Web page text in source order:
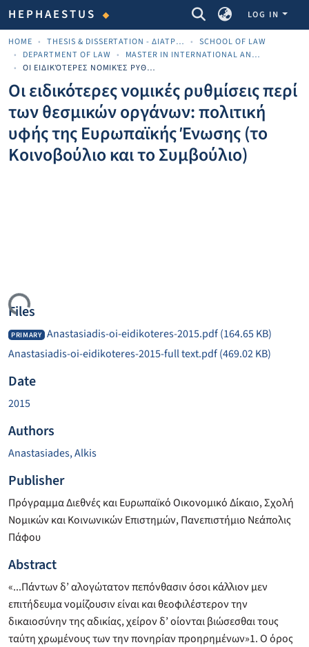
HEPHAESTUS COMMUNITIES & COLLECTIONS
LOG IN
HOME THESIS & DISSERTATION - ΔΙΑΤΡΙΒΈΣ & ΔΙΔΑΚΤΟΡΙΚΈΣ
SCHOOL OF LAW
DEPARTMENT OF LAW
MASTER IN INTERNATIONAL AND EUROPEAN BUSINESS LAW (LLM)
ΟΙ ΕΙΔΙΚΌΤΕΡΕΣ ΝΟΜΙΚΈΣ ΡΥΘΜΊΣΕΙΣ ΠΕΡΊ ΤΩΝ ΘΕΣΜΙΚΏΝ ΟΡΓΆΝΩΝ: ΠΟΛΙΤΙΚΉ ΥΦΉΣ ΤΗΣ ΕΥΡΩΠΑΪΚΉΣ ΈΝΩΣΗΣ (ΤΟ ΚΟΙΝΟΒΟΎΛΙΟ ΚΑΙ ΤΟ ΣΥΜΒΟΎΛΙΟ)
Οι ειδικότερες νομικές ρυθμίσεις περί
των θεσμικών οργάνων: πολιτική
υφής της Ευρωπαϊκής Ένωσης (το
Κοινοβούλιο και το Συμβούλιο)
Files
PRIMARY Anastasiadis-oi-eidikoteres-2015.pdf(164.65 KB)
Anastasiadis-oi-eidikoteres-2015-full text.pdf(469.02 KB)
Date
2015
Authors
Anastasiades, Alkis
Publisher
Πρόγραμμα Διεθνές και Ευρωπαϊκό Οικονομικό Δίκαιο, Σχολή
Νομικών και Κοινωνικών Επιστημών, Πανεπιστήμιο Νεάπολις
Πάφου
Abstract
«...Πάντων δ’ αλογώτατον πεπόνθασιν όσοι κάλλιον μεν
επιτήδευμα νομίζουσιν είναι και θεοφιλέστερον την
δικαιοσύνην της αδικίας, χείρον δ’ οίονται βιώσεσθαι τους
ταύτη χρωμένους των την πονηρίαν προηρημένων»1. Ο όρος